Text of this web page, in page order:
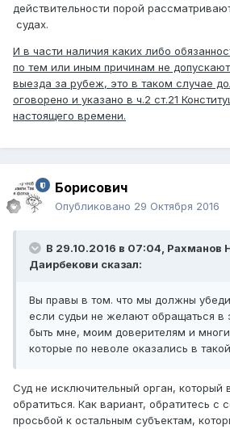
действительности порой
судах.
И в части наличия каких либо
по тем или иным причинам не
выезда за рубеж, это в таком случае
оговорено и указано в ч.2 ст.21
настоящего времени.
Борисович
Опубликовано 29 Октября 2016
В 29.10.2016 в 07:04, Рахманов
Даирбекови сказал:
Вы правы в том. что мы должны
если судьи не желают обращаться в
быть мне, моим доверителям и
которые по неволе оказались в
Суд не исключительный орган, который
обратиться. Как вариант, обратитесь с
просьбой к остальным субъектам,